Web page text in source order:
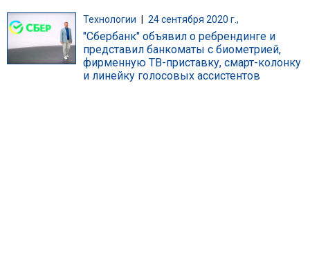
Технологии 24 сентября 2020 г.,
"Сбербанк" объявил о ребрендинге и
представил банкоматы с биометрией,
фирменную ТВ-приставку, смарт-колонку
и линейку голосовых ассистентов